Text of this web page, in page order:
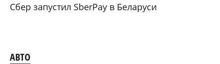
Сбер запустил SberPay в Беларуси
АВТО